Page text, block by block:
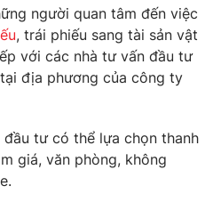
người quan tâm đến việc
, trái phiếu sang tài sản vật
với các nhà tư vấn đầu tư
địa phương của công ty
tư có thể lựa chọn thanh
giá, văn phòng, không